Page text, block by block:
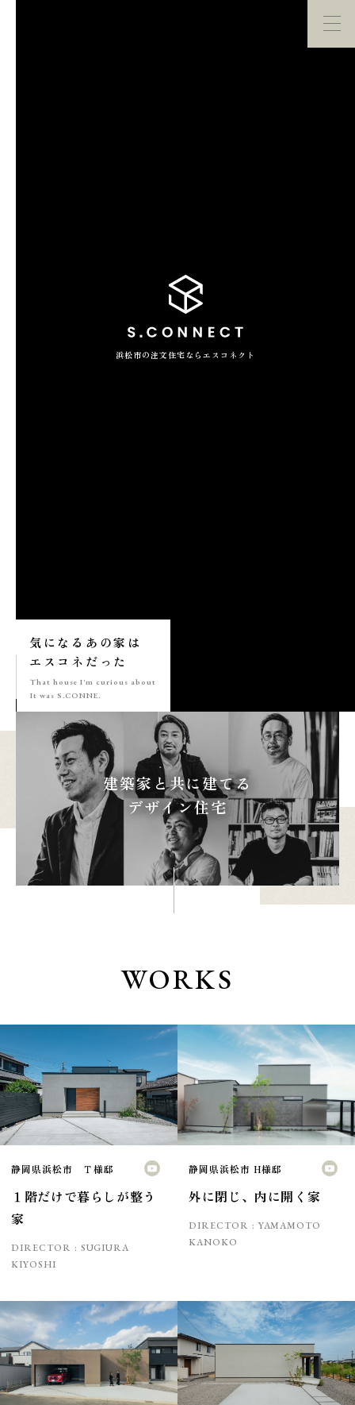
ACCESS MAP
アクセスマップ
プライバシーポリシー
本社
053-488-5127
10:00〜19:00 水曜定休
浜松店
053-430-5123
10:00〜19:00 水曜定休
浜松市の注文住宅ならエスコネクト
気になる あの家は
エスコネ だった
That house I'm curious about
It was S.CONNE.
建築家と共に建てる
デザイン住宅
WORKS
静岡県浜松市 Ｔ様邸
１階だけで暮らしが整う
家
DIRECTOR : SUGIURA
KIYOSHI
静岡県浜松市 H様邸
外に閉じ、内に開く家
DIRECTOR : YAMAMOTO
KANOKO